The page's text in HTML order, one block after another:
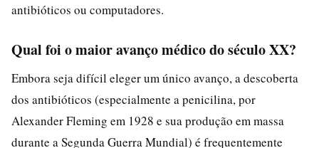
antibióticos ou computadores.
Qual foi o maior avanço médico do século XX?
Embora seja difícil eleger um único avanço, a descoberta
dos antibióticos (especialmente a penicilina, por
Alexander Fleming em 1928 e sua produção em massa
durante a Segunda Guerra Mundial) é frequentemente